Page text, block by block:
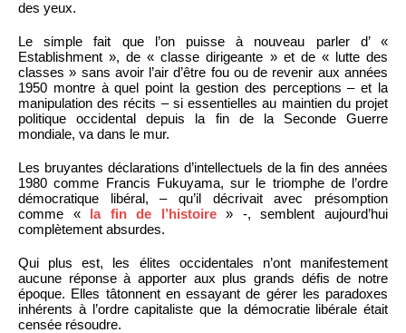
des yeux.
Le simple fait que l’on puisse à nouveau parler d’ «
Establishment », de « classe dirigeante » et de « lutte des
classes » sans avoir l’air d’être fou ou de revenir aux années
1950 montre à quel point la gestion des perceptions – et la
manipulation des récits – si essentielles au maintien du projet
politique occidental depuis la fin de la Seconde Guerre
mondiale, va dans le mur.
Les bruyantes déclarations d’intellectuels de la fin des années
1980 comme Francis Fukuyama, sur le triomphe de l’ordre
démocratique libéral, – qu’il décrivait avec présomption
comme « la fin de l’histoire» -, semblent aujourd’hui
complètement absurdes.
Qui plus est, les élites occidentales n’ont manifestement
aucune réponse à apporter aux plus grands défis de notre
époque. Elles tâtonnent en essayant de gérer les paradoxes
inhérents à l’ordre capitaliste que la démocratie libérale était
censée résoudre.